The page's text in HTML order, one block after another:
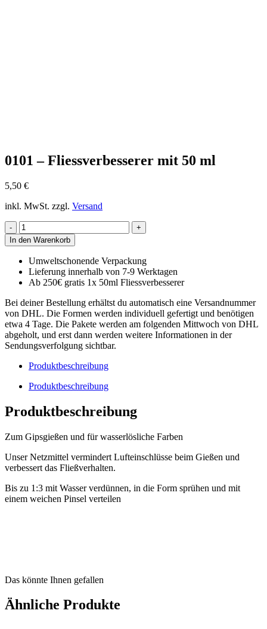
0101 – Fliessverbesserer mit 50 ml
5,50 €
inkl. MwSt. zzgl. Versand
0101
-
Fliessverbesserer
mit
50
ml
In den Warenkorb
Umweltschonende Verpackung
Lieferung innerhalb von 7-9 Werktagen
Ab 250€ gratis 1x 50ml Fliessverbesserer
Bei deiner Bestellung erhältst du automatisch eine Versandnummer
von DHL. Die Formen werden individuell gefertigt und benötigen
etwa 4 Tage. Die Pakete werden am folgenden Mittwoch von DHL
abgeholt, und erst dann werden weitere Informationen in der
Sendungsverfolgung sichtbar.
Produktbeschreibung
Produktbeschreibung
Produktbeschreibung
Zum Gipsgießen und für wasserlösliche Farben
Unser Netzmittel vermindert Lufteinschlüsse beim Gießen und
verbessert das Fließverhalten.
Bis zu 1:3 mit Wasser verdünnen, in die Form sprühen und mit
einem weichen Pinsel verteilen
Das könnte Ihnen gefallen
Ähnliche Produkte